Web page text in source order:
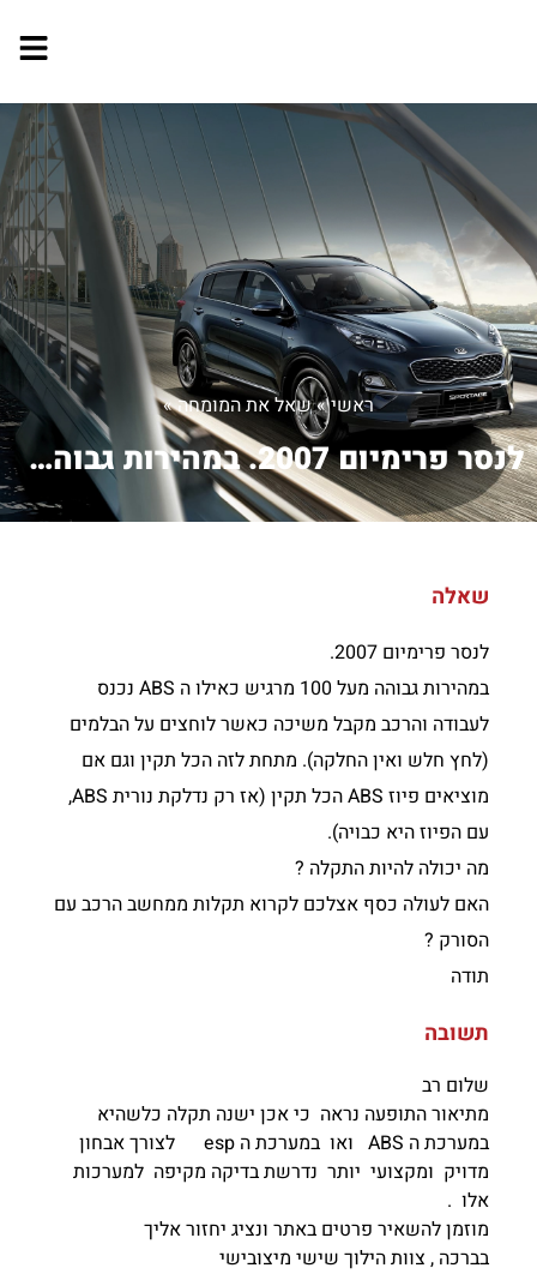
ראשי»שאל את המומחה»
לנסר פרימיום 2007. במהירות גבוהה מעל...
שאלה
לנסר פרימיום 2007.
במהירות גבוהה מעל 100 מרגיש כאילו ה ABS נכנס
לעבודה והרכב מקבל משיכה כאשר לוחצים על הבלמים
(לחץ חלש ואין החלקה). מתחת לזה הכל תקין וגם אם
מוציאים פיוז ABS הכל תקין (אז רק נדלקת נורית ABS,
עם הפיוז היא כבויה).
מה יכולה להיות התקלה ?
האם לעולה כסף אצלכם לקרוא תקלות ממחשב הרכב עם
הסורק ?
תודה
תשובה
שלום רב
מתיאור התופעה נראה כי אכן ישנה תקלה כלשהיא
במערכת ה ABS ואו במערכת ה esp לצורך אבחון
מדויק ומקצועי יותר נדרשת בדיקה מקיפה למערכות
אלו .
מוזמן להשאיר פרטים באתר ונציג יחזור אליך
בברכה , צוות הילוך שישי מיצובישי